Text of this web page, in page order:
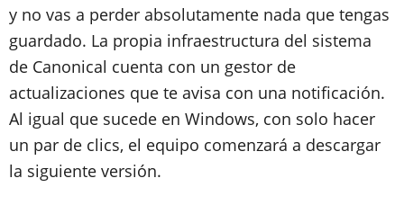
y no vas a perder absolutamente nada que tengas
guardado. La propia infraestructura del sistema
de Canonical cuenta con un gestor de
actualizaciones que te avisa con una notificación.
Al igual que sucede en Windows, con solo hacer
un par de clics, el equipo comenzará a descargar
la siguiente versión.